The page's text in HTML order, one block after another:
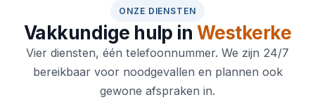
ONZE DIENSTEN
Vakkundige hulp in Westkerke
Vier diensten, één telefoonnummer. We zijn 24/7
bereikbaar voor noodgevallen en plannen ook
gewone afspraken in.